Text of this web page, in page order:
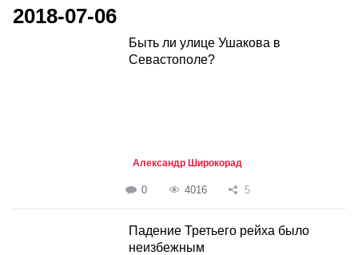
2018-07-06
Быть ли улице Ушакова в
Севастополе?
Александр Широкорад
0 4016 5
Падение Третьего рейха было
неизбежным